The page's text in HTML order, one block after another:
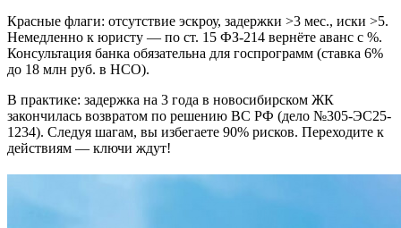
Красные флаги: отсутствие эскроу, задержки >3 мес., иски >5.
Немедленно к юристу — по ст. 15 ФЗ-214 вернёте аванс с %.
Консультация банка обязательна для госпрограмм (ставка 6%
до 18 млн руб. в НСО).
В практике: задержка на 3 года в новосибирском ЖК
закончилась возвратом по решению ВС РФ (дело №305-ЭС25-
1234). Следуя шагам, вы избегаете 90% рисков. Переходите к
действиям — ключи ждут!